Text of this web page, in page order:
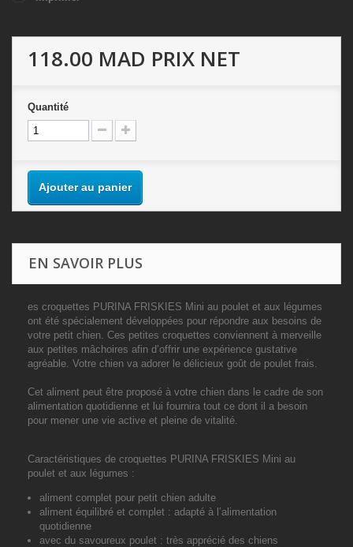
118.00 MAD PRIX NET
Quantité
Ajouter au panier
EN SAVOIR PLUS
es croquettes PURINA FRISKIES Mini au poulet et aux légumes
ont été spécialement développées pour répondre aux besoins de
votre petit chien. Ces petites croquettes conviennent à merveille
aux petites mâchoires afin d’offrir une expérience gustative
agréable. Votre chien va adorer le délicieux goût de poulet frais.
Cet aliment peut être proposé à votre chien dans le cadre de son
alimentation quotidienne et lui fournira tout ce dont il a besoin
pour mener une vie active et pleine de vitalité.
Caractéristiques de croquettes PURINA FRISKIES Mini au
poulet et aux légumes :
aliment complet pour petit chien adulte
aliment équilibré et complet : adapté à l’alimentation
quotidienne
avec du savoureux poulet : très apprécié des chiens